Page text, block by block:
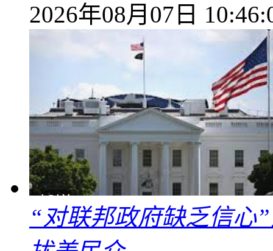
2026年08月07日
“对联邦政府缺乏信心